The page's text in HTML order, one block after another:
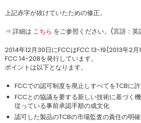
上記赤字が抜けていたための修正。
⇒ 詳細は こちら をご参照ください。(言語：英
2014年12月30日にFCCはFCC 13-19(2013年2月
FCC 14-208を発行しています。
ポイントは以下となります。
FCCでの認可制度を廃止しすべてをTCBに
FCCとの協議を要する新しい技術に基づく
従っている事前承認手順の成文化
認可した製品のTCBの市場監査の責任の明